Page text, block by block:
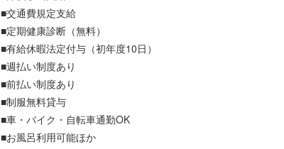
■交通費規定支給
■定期健康診断（無料）
■有給休暇法定付与（初年度10日）
■週払い制度あり
■前払い制度あり
■制服無料貸与
■車・バイク・自転車通勤OK
■お風呂利用可能ほか